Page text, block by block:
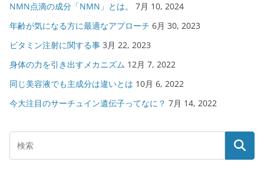
NMN点滴の成分「NMN」とは。
7月 10, 2024
年齢が気になる方に最適なアプローチ 6月 30, 2023
ビタミン注射に関する事 3月 22, 2023
身体の力を引き出すメカニズム 12月 7, 2022
同じ美容液でも主成分は違いとは 10月 6, 2022
今大注目のサーチュイン遺伝子ってなに？ 7月 14, 2022